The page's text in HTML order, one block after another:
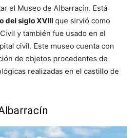
el Museo de Albarracín. Está
del siglo XVIII que sirvió como
y también fue usado en el
civil. Este museo cuenta con
de objetos procedentes de
realizadas en el castillo de